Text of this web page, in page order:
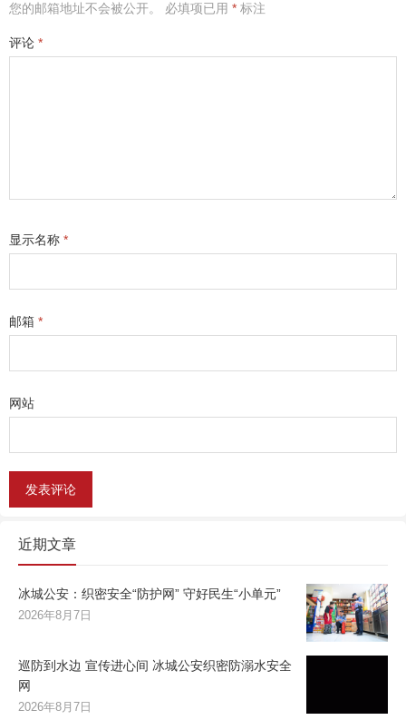
您的邮箱地址不会被公开。 必填项已用 * 标注
评论 *
显示名称 *
邮箱 *
网站
近期文章
冰城公安：织密安全“防护网” 守好民生“小单元”
2026年8月7日
巡防到水边 宣传进心间 冰城公安织密防溺水安全
网
2026年8月7日